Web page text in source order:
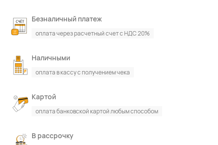
Безналичный платеж
оплата через расчетный счет с НДС 20%
Наличными
оплата в кассу с получением чека
Картой
оплата банковской картой любым способом
В рассрочку